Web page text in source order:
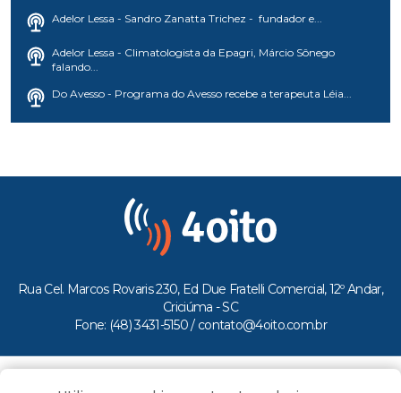
Adelor Lessa - Sandro Zanatta Trichez - fundador e...
Adelor Lessa - Climatologista da Epagri, Márcio Sônego
falando...
Do Avesso - Programa do Avesso recebe a terapeuta Léia...
Rua Cel. Marcos Rovaris 230, Ed Due Fratelli Comercial, 12º Andar,
Criciúma - SC
Fone: (48) 3431-5150 / contato@4oito.com.br